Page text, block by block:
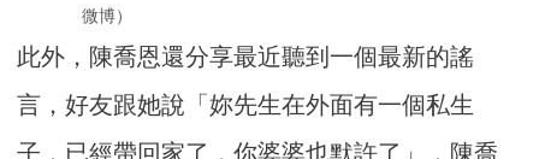
微博）
此外，陳喬恩還分享最近聽到一個最新的謠
言，好友跟她說「妳先生在外面有一個私生
子，已經帶回家了，你婆婆也默許了」，陳喬